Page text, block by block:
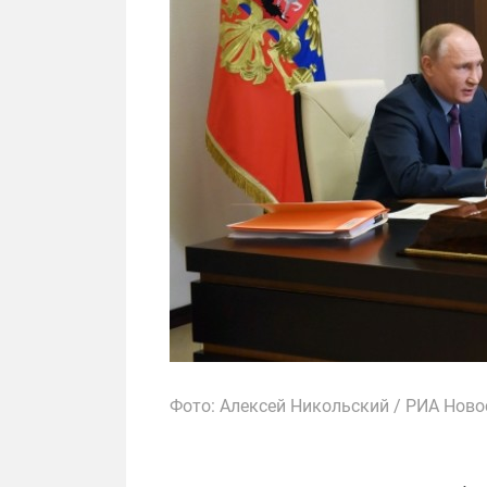
Фото: Алексей Никольский / РИА